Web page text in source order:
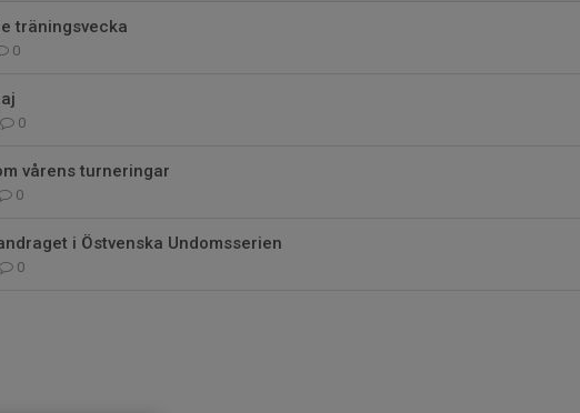
träningsvecka
0
0
vårens turneringar
0
i Östvenska Undomsserien
0